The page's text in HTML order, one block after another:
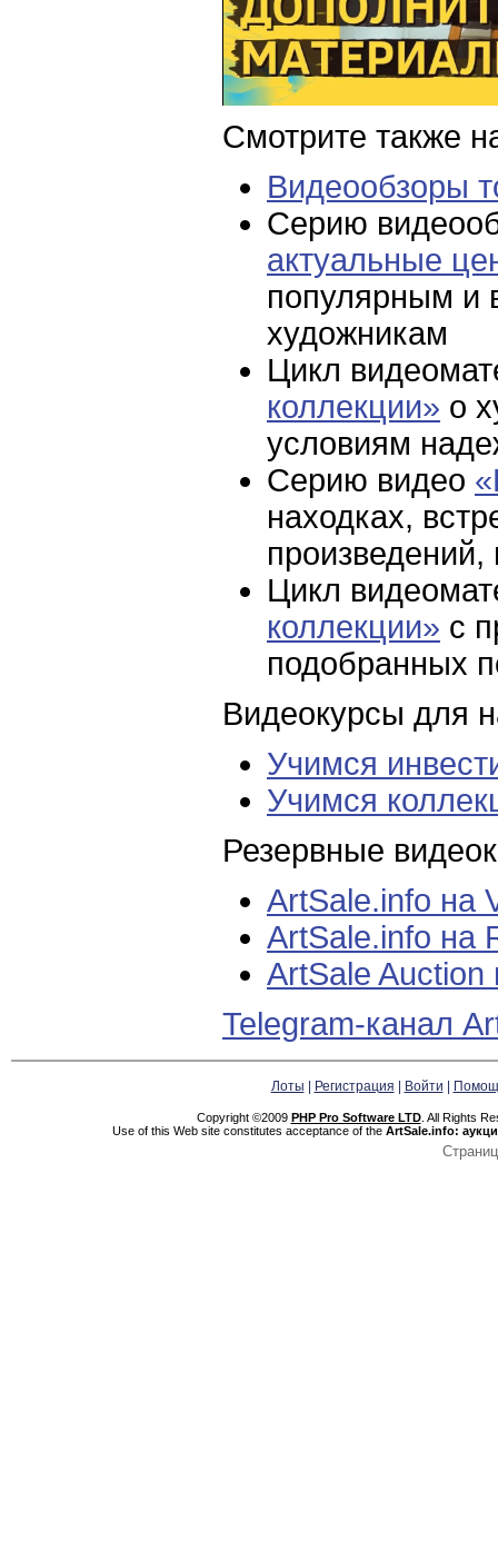
Смотрите также
Видеообзоры
Серию
актуальные
популярным и
художникам
Цикл
коллекции» о
условиям
Серию видео
находках,
Цикл
коллекции» с
подобранных
Видеокурсы для
Учимся
Учимся
Резервные
ArtSale.info на
ArtSale.info на
ArtSale Auction
Telegram-канал
Лоты Регистрация Войти
Copyright ©2009 PHP Pro Software LTD. All Rights
Use of this Web site constitutes acceptance of the ArtSale.info: